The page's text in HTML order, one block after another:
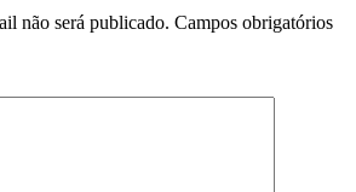
não será publicado. Campos obrigatórios